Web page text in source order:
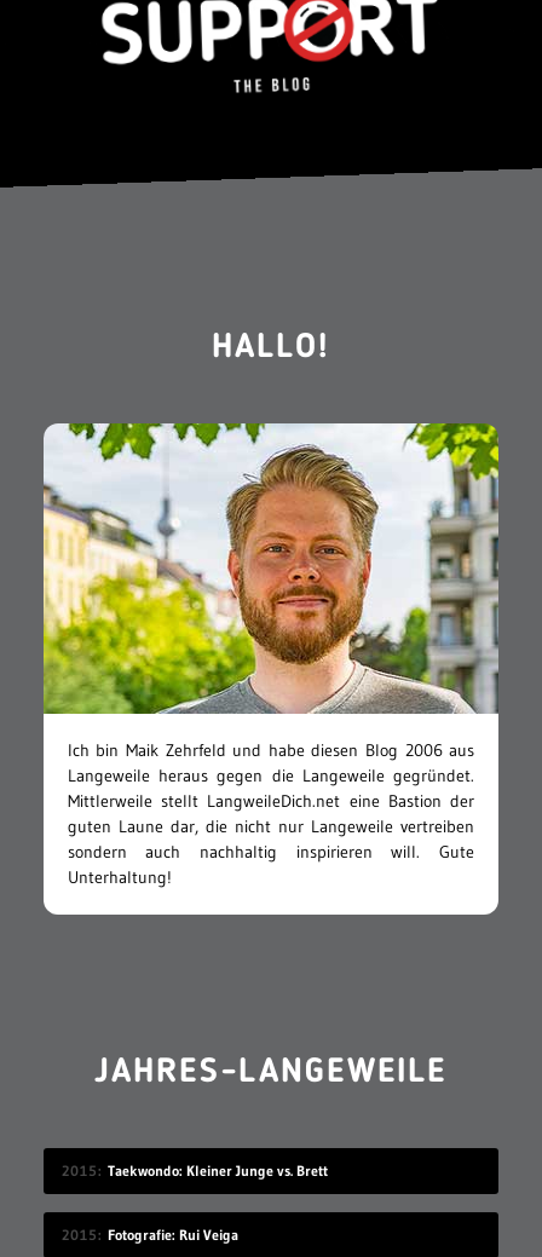
HALLO!
Ich bin Maik Zehrfeld und habe diesen Blog 2006 aus
Langeweile heraus gegen die Langeweile gegründet.
Mittlerweile stellt LangweileDich.net eine Bastion der
guten Laune dar, die nicht nur Langeweile vertreiben
sondern auch nachhaltig inspirieren will. Gute
Unterhaltung!
JAHRES-LANGEWEILE
2015 Taekwondo: Kleiner Junge vs. Brett
2015 Fotografie: Rui Veiga